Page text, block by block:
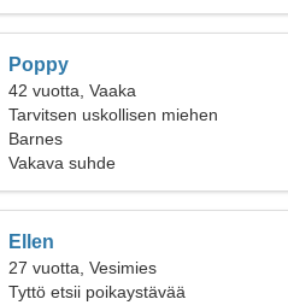
Poppy
42 vuotta, Vaaka
Tarvitsen uskollisen miehen
Barnes
Vakava suhde
Ellen
27 vuotta, Vesimies
Tyttö etsii poikaystävää